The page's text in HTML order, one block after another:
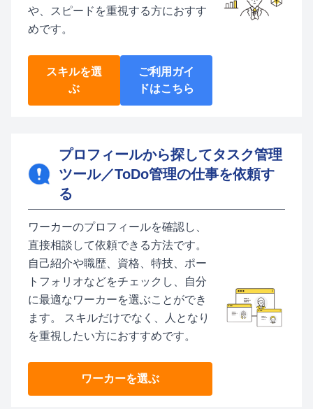
や、スピードを重視する方におすす
めです。
スキルを選
ぶ
ご利用ガイ
ドはこちら
プロフィールから探してタスク管理
ツール／ToDo管理の仕事を依頼す
る
ワーカーのプロフィールを確認し、
直接相談して依頼できる方法です。
自己紹介や職歴、資格、特技、ポー
トフォリオなどをチェックし、自分
に最適なワーカーを選ぶことができ
ます。 スキルだけでなく、人となり
を重視したい方におすすめです。
ワーカーを選ぶ